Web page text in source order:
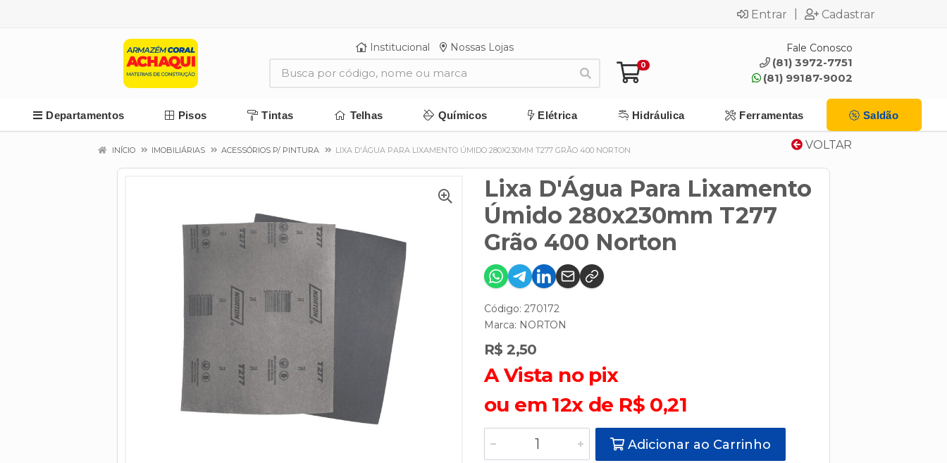
Entrar Cadastrar
Institucional Nossas Lojas
0
Fale Conosco
(81) 3972-7751
(81) 99187-9002
Departamentos Pisos Tintas Telhas Químicos Elétrica Hidráulica Ferramentas Saldão
VOLTAR
INÍCIO IMOBILIÁRIAS ACESSÓRIOS P/ PINTURA LIXA D'ÁGUA PARA LIXAMENTO ÚMIDO 280X230MM T277 GRÃO 400 NORTON
Lixa D'Água Para Lixamento
Úmido 280x230mm T277
Grão 400 Norton
Código: 270172
Marca: NORTON
R$ 2,50
A Vista no pix
ou em 12x de R$ 0,21
Adicionar ao Carrinho